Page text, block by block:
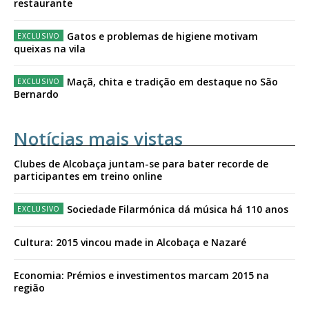
restaurante
Gatos e problemas de higiene motivam
queixas na vila
Maçã, chita e tradição em destaque no São
Bernardo
Notícias mais vistas
Clubes de Alcobaça juntam-se para bater recorde de
participantes em treino online
Sociedade Filarmónica dá música há 110 anos
Cultura: 2015 vincou made in Alcobaça e Nazaré
Economia: Prémios e investimentos marcam 2015 na
região